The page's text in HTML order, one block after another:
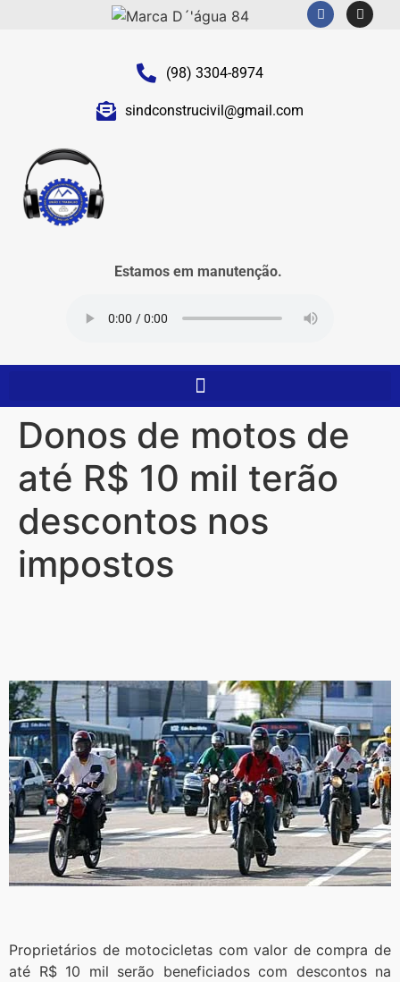
(98) 3304-8974
sindconstrucivil@gmail.com
Estamos em manutenção.
Donos de motos de
até R$ 10 mil terão
descontos nos
impostos
Proprietários de motocicletas com valor de compra de
até R$ 10 mil serão beneficiados com descontos na